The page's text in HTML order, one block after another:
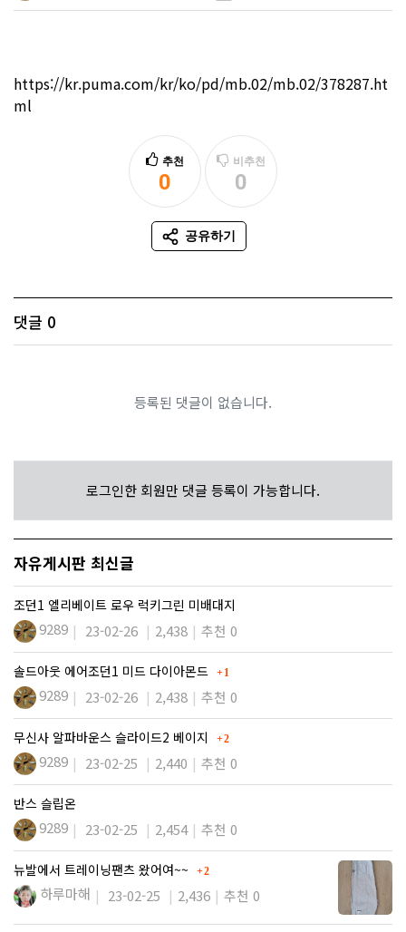
https://kr.puma.com/kr/ko/pd/mb.02/mb.02/378287.ht
ml
추천
0
추천
비추천
0
비추천
공유하기
SNS 공유
댓글 0
등록된 댓글이 없습니다.
로그인한 회원만 댓글 등록이 가능합니다.
자유게시판 최신글
조던1 엘리베이트 로우 럭키그린 미배대지
9289 23-02-26 2,438 추천 0
솔드아웃 에어조던1 미드 다이아몬드 댓글
1
9289 23-02-26 2,438 추천 0
무신사 알파바운스 슬라이드2 베이지 댓글
2
9289 23-02-25 2,440 추천 0
반스 슬립온
9289 23-02-25 2,454 추천 0
뉴발에서 트레이닝팬츠 왔어여~~ 댓글
2
하루마해 23-02-25 2,436 추천 0